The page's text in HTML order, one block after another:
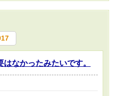
なかったみたいです。